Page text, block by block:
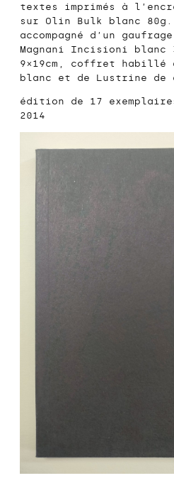
textes imprimés à
sur Olin Bulk blanc 80g.
accompagné d’un
Magnani Incisioni blanc
9×19cm, coffret habillé
blanc et de Lustrine de
édition de 17
2014